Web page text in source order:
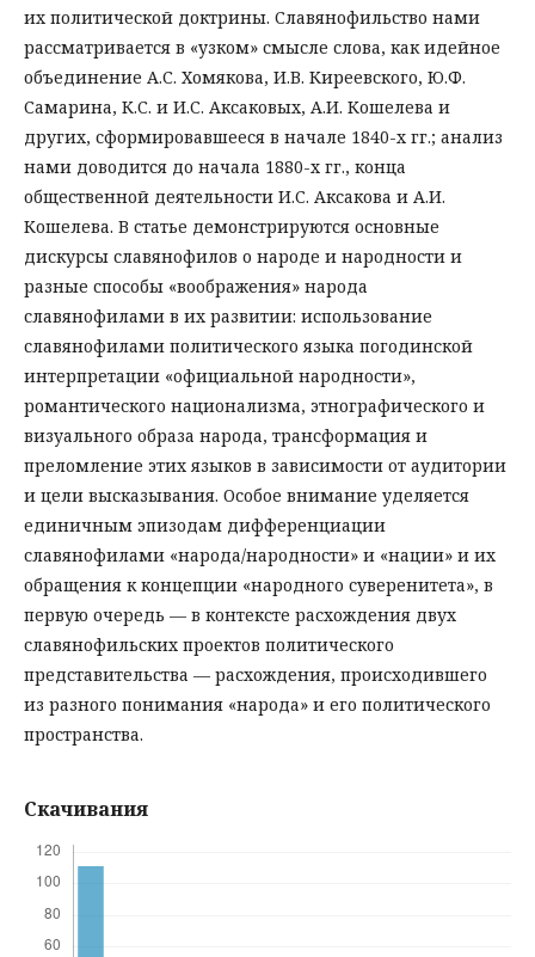
их политической доктрины. Славянофильство нами
рассматривается в «узком» смысле слова, как идейное
объединение А.С. Хомякова, И.В. Киреевского, Ю.Ф.
Самарина, К.С. и И.С. Аксаковых, А.И. Кошелева и
других, сформировавшееся в начале 1840-х гг.; анализ
нами доводится до начала 1880-х гг., конца
общественной деятельности И.С. Аксакова и А.И.
Кошелева. В статье демонстрируются основные
дискурсы славянофилов о народе и народности и
разные способы «воображения» народа
славянофилами в их развитии: использование
славянофилами политического языка погодинской
интерпретации «официальной народности»,
романтического национализма, этнографического и
визуального образа народа, трансформация и
преломление этих языков в зависимости от аудитории
и цели высказывания. Особое внимание уделяется
единичным эпизодам дифференциации
славянофилами «народа/народности» и «нации» и их
обращения к концепции «народного суверенитета», в
первую очередь — в контексте расхождения двух
славянофильских проектов политического
представительства — расхождения, происходившего
из разного понимания «народа» и его политического
пространства.
Скачивания